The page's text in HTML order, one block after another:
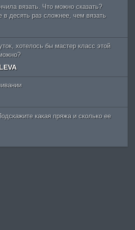
вязать. Что можно сказать?
в десять раз сложнее, чем вязать
хотелось бы мастер класс этой
какая пряжа и сколько ее